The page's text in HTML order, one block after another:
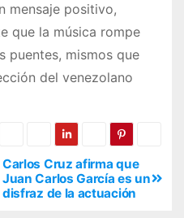
mensaje positivo,
que la música rompe
puentes, mismos que
del venezolano
Carlos Cruz afirma que
Juan Carlos García es un
disfraz de la actuación